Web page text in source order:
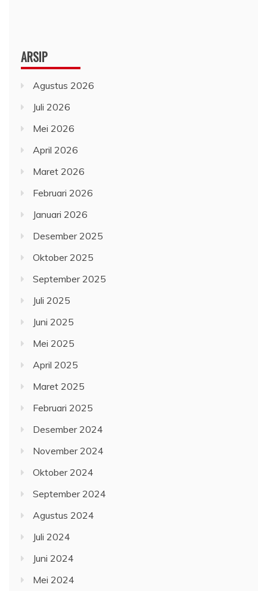
ARSIP
Agustus 2026
Juli 2026
Mei 2026
April 2026
Maret 2026
Februari 2026
Januari 2026
Desember 2025
Oktober 2025
September 2025
Juli 2025
Juni 2025
Mei 2025
April 2025
Maret 2025
Februari 2025
Desember 2024
November 2024
Oktober 2024
September 2024
Agustus 2024
Juli 2024
Juni 2024
Mei 2024